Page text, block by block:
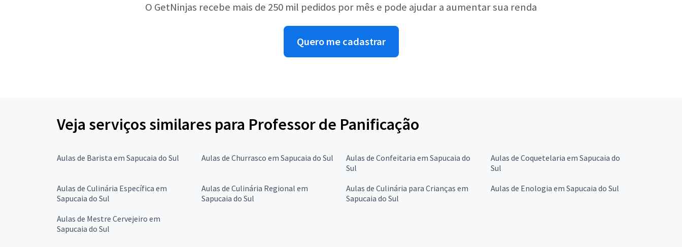
O GetNinjas recebe mais de 250 mil pedidos por mês e pode ajudar a aumentar sua renda
Quero me cadastrar
Veja serviços similares para Professor de Panificação
Aulas de Barista em Sapucaia do Sul Aulas de Churrasco em Sapucaia do Sul
Aulas de Confeitaria em Sapucaia do
Sul
Aulas de Coquetelaria em Sapucaia do
Sul
Aulas de Culinária Específica em
Sapucaia do Sul
Aulas de Culinária Regional em
Sapucaia do Sul
Aulas de Culinária para Crianças em
Sapucaia do Sul
Aulas de Enologia em Sapucaia do Sul
Aulas de Mestre Cervejeiro em
Sapucaia do Sul